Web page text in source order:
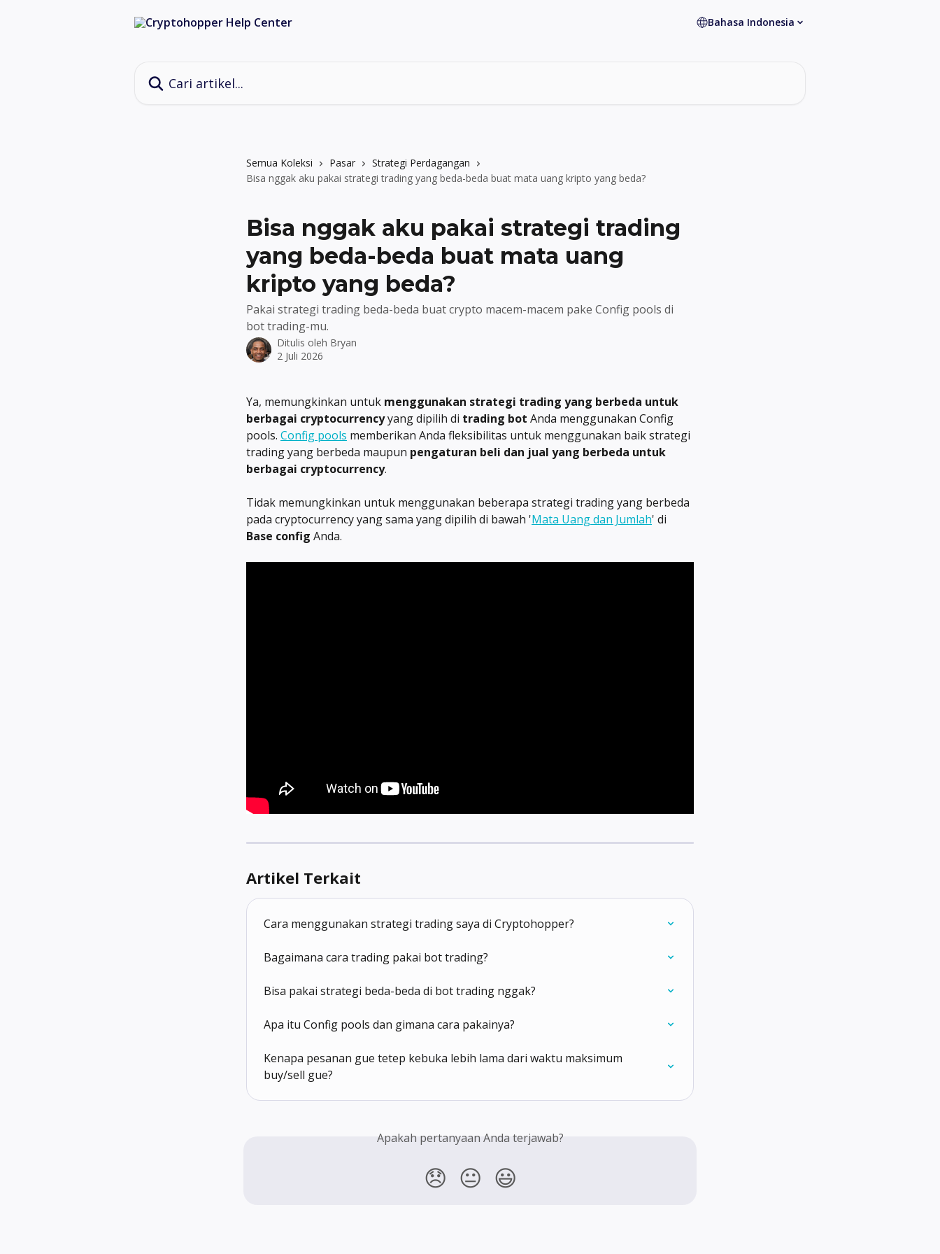
Bahasa Indonesia
Semua Koleksi Pasar
Strategi Perdagangan
Bisa nggak aku pakai strategi trading yang beda-beda buat mata uang kripto yang beda?
Bisa nggak aku pakai strategi trading
yang beda-beda buat mata uang
kripto yang beda?
Pakai strategi trading beda-beda buat crypto macem-macem pake Config pools di
bot trading-mu.
Ditulis oleh Bryan
2 Juli 2026
Ya, memungkinkan untuk menggunakan strategi trading yang berbeda untuk
berbagai cryptocurrency yang dipilih di trading bot Anda menggunakan Config
pools. Config pools memberikan Anda fleksibilitas untuk menggunakan baik strategi
trading yang berbeda maupun pengaturan beli dan jual yang berbeda untuk
berbagai cryptocurrency.
Tidak memungkinkan untuk menggunakan beberapa strategi trading yang berbeda
pada cryptocurrency yang sama yang dipilih di bawah 'Mata Uang dan Jumlah' di
Base config Anda.
Artikel Terkait
Cara menggunakan strategi trading saya di Cryptohopper?
Bagaimana cara trading pakai bot trading?
Bisa pakai strategi beda-beda di bot trading nggak?
Apa itu Config pools dan gimana cara pakainya?
Kenapa pesanan gue tetep kebuka lebih lama dari waktu maksimum
buy/sell gue?
Apakah pertanyaan Anda terjawab?
😞 😐 😃